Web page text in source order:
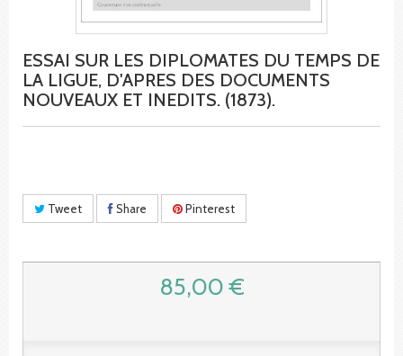
ESSAI SUR LES DIPLOMATES DU TEMPS DE
LA LIGUE, D'APRES DES DOCUMENTS
NOUVEAUX ET INEDITS. (1873).
Tweet Share Pinterest
85,00 €